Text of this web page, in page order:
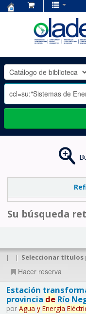
OLADE
-
Su búsqueda
| | Seleccionar títulos
Hacer reserva
Estación
provincia deRío
por Agua y Energía